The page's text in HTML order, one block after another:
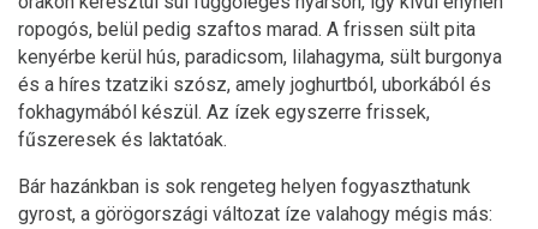
ropogós, belül pedig szaftos marad. A frissen sült pita
kenyérbe kerül hús, paradicsom, lilahagyma, sült burgonya
és a híres tzatziki szósz, amely joghurtból, uborkából és
fokhagymából készül. Az ízek egyszerre frissek,
fűszeresek és laktatóak.
Bár hazánkban is sok rengeteg helyen fogyaszthatunk
gyrost, a görögországi változat íze valahogy mégis más: